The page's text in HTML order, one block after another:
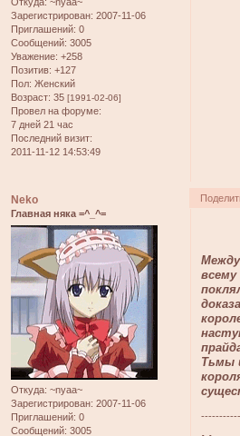
Зарегистрирован: 2007-11-06
Приглашений: 0
Сообщений: 3005
Уважение: +258
Позитив: +127
Пол: Женский
Возраст: 35 [1991-02-06]
Провел на форуме:
7 дней 21 час
Последний визит:
2011-11-12 14:53:49
Neko
Главная няка =^_^=
Откуда: ~nyaa~
Зарегистрирован: 2007-11-06
Приглашений: 0
Сообщений: 3005
Тьмы